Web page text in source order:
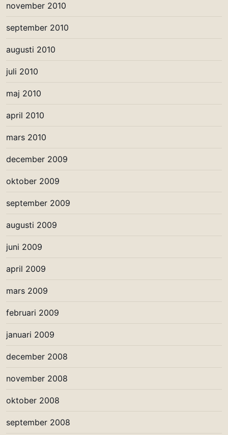
november 2010
september 2010
augusti 2010
juli 2010
maj 2010
april 2010
mars 2010
december 2009
oktober 2009
september 2009
augusti 2009
juni 2009
april 2009
mars 2009
februari 2009
januari 2009
december 2008
november 2008
oktober 2008
september 2008